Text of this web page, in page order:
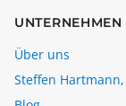
UNTERNEHMEN
Über uns
Steffen